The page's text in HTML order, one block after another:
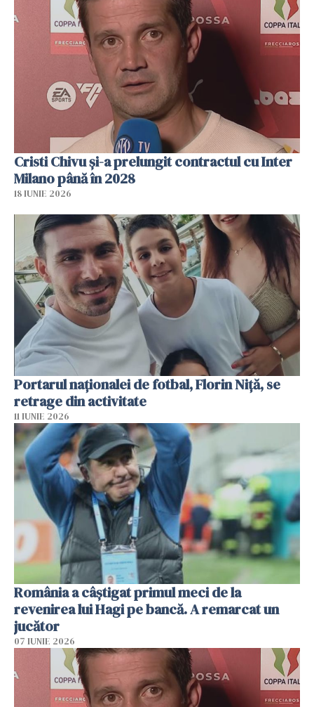
Cristi Chivu şi-a prelungit contractul cu Inter
Milano până în 2028
18 IUNIE 2026
Portarul naționalei de fotbal, Florin Niță, se
retrage din activitate
11 IUNIE 2026
România a câștigat primul meci de la
revenirea lui Hagi pe bancă. A remarcat un
jucător
07 IUNIE 2026